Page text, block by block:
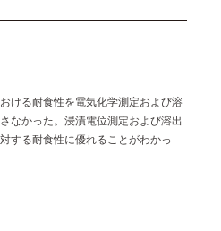
ける耐食性を電気化学測定および溶
なかった。浸漬電位測定および溶出
する耐食性に優れることがわかっ